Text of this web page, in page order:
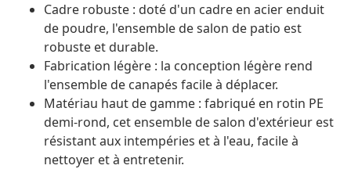
Cadre robuste : doté d'un cadre en acier enduit
de poudre, l'ensemble de salon de patio est
robuste et durable.
Fabrication légère : la conception légère rend
l'ensemble de canapés facile à déplacer.
Matériau haut de gamme : fabriqué en rotin PE
demi-rond, cet ensemble de salon d'extérieur est
résistant aux intempéries et à l'eau, facile à
nettoyer et à entretenir.